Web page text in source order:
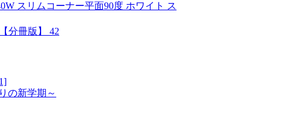
スリムコーナー平面90度 ホワイト ス
分冊版】 42
の新学期～